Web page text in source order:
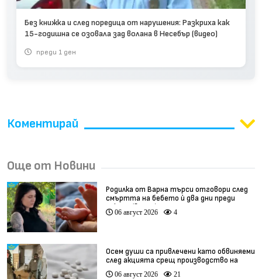
Без книжка и след поредица от нарушения: Разкриха как
15-годишна се озовала зад волана в Несебър (видео)
преди 1 ден
Коментирай
Още от Новини
Родилка от Варна търси отговори след
смъртта на бебето ѝ два дни преди
секцио (видео)
06 август 2026 4
Осем души са привлечени като обвиняеми
след акцията срещ производство на
фентанил
06 август 2026 21